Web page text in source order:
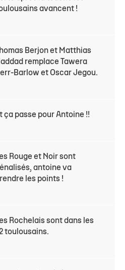
avancent !
Berjon et Matthias
remplace Tawera
Barlow et Oscar Jegou.
ça passe pour Antoine !!
Rouge et Noir sont
antoine va
les points !
Rochelais sont dans les
toulousains.